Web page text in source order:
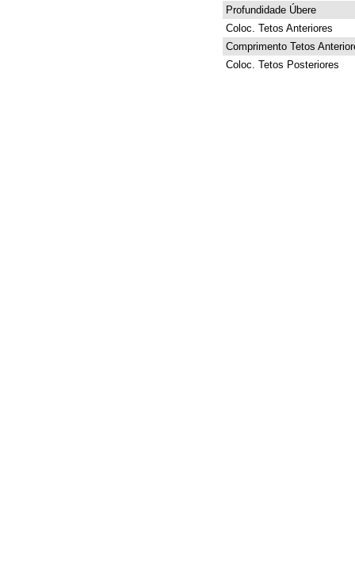
Profundidade Úbere
Coloc. Tetos Anteriores
Comprimento Tetos
Coloc. Tetos Posteriores